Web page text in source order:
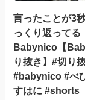
言ったことが3
っくり返ってる
Babynico【
り抜き】#切り
#babynico #べ
すはに #shorts